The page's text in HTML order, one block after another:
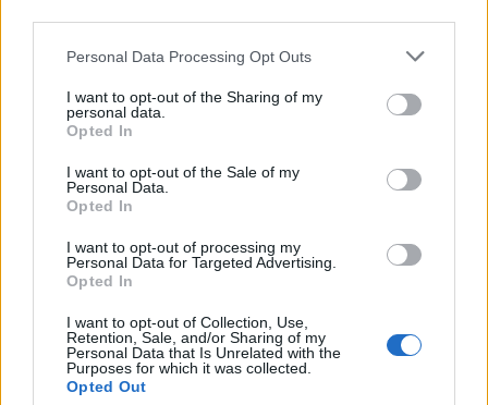
Please note that this website/app uses one or more Google
not limited to your visit or usage behaviour. You may click to
grant or deny consent to Google and its third-party tags to
use your data for below specified purposes in below Google
consent section.
Personal Data Processing Opt Outs
I want to opt-out of the Sharing of my
personal data.
Opted In
I want to opt-out of the Sale of my
Personal Data.
Opted In
I want to opt-out of processing my
Personal Data for Targeted Advertising.
Opted In
I want to opt-out of Collection, Use,
Retention, Sale, and/or Sharing of my
Personal Data that Is Unrelated with the
Purposes for which it was collected.
Opted Out
Willie Coyote:
https://www.quora.com/How-does-the-shape-of-a-ski-jump-
Reply
NeaPolis
Αντε ρε , γελαστε παλι , λοιδορηστε τους απεναντι και μετα φατε
και κανα μπεργκερ και ξαπλωστε στον καναπε , τα καλυτερα
ερχονται . . .